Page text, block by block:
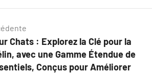
Chats : Explorez la Clé pour la
avec une Gamme Étendue de
Conçus pour Améliorer